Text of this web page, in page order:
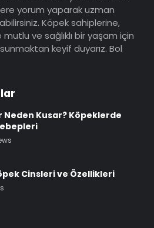
yorum yaparak uzman
Köpek sahiplerine,
ve sağlıklı bir yaşam için
keyif duyarız. Bol
Neden Kusar? Köpeklerde
Cinsleri ve Özellikleri